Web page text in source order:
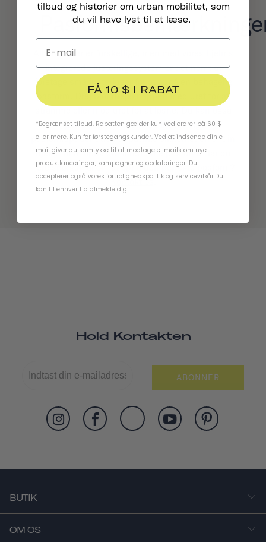
Alle hoveder er forskellige, men med vores hjelms
integrerede justeringssystem er det nemt at
foretage små justeringer for at opnå en behagelig
pasform. Drej blot drejeknappen med uret for at
fjerne nogle eller alle de indvendige
pasformspuder uden at påvirke sikkerheden af din
hjelm for at opnå din foretrukne pasform. Har du
flere spørgsmål om at opnå den perfekte pasform?
Kontakt os.
Hold Kontakten
ABONNER
BUTIK
OM OS
tilbud og historier om urban mobilitet, som
du vil have lyst til at læse.
FÅ 10 $ I RABAT
*Begrænset tilbud. Rabatten gælder kun ved ordrer på 60 $
eller mere. Kun for førstegangskunder. Ved at indsende din e-
mail giver du samtykke til at modtage e-mails om nye
produktlanceringer, kampagner og opdateringer. Du
accepterer også vores fortrolighedspolitik og servicevilkår.Du
kan til enhver tid afmelde dig.